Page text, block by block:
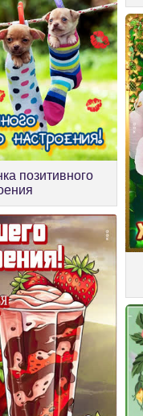
позитивного